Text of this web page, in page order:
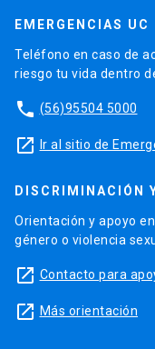
EMERGENCIAS UC
Teléfono en caso de
riesgo tu vida dentro
phone (56)95504 5000
launch Ir al sitio de
DISCRIMINACIÓN
Orientación y apoyo
género o violencia
launch Contacto para
launch Más orientación